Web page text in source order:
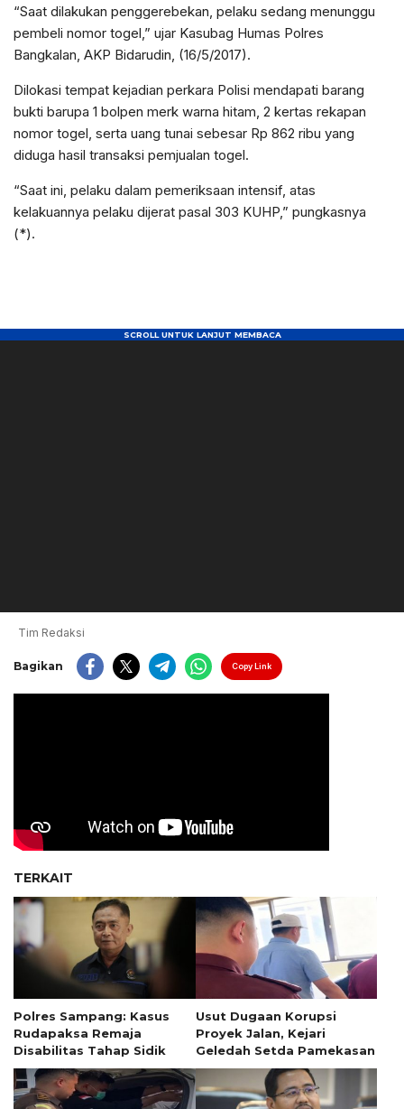
“Saat dilakukan penggerebekan, pelaku sedang menunggu
pembeli nomor togel,” ujar Kasubag Humas Polres
Bangkalan, AKP Bidarudin, (16/5/2017).
Dilokasi tempat kejadian perkara Polisi mendapati barang
bukti barupa 1 bolpen merk warna hitam, 2 kertas rekapan
nomor togel, serta uang tunai sebesar Rp 862 ribu yang
diduga hasil transaksi pemjualan togel.
“Saat ini, pelaku dalam pemeriksaan intensif, atas
kelakuannya pelaku dijerat pasal 303 KUHP,” pungkasnya
(*).
Tim Redaksi
Bagikan Copy Link
TERKAIT
Polres Sampang: Kasus
Rudapaksa Remaja
Disabilitas Tahap Sidik
Usut Dugaan Korupsi
Proyek Jalan, Kejari
Geledah Setda Pamekasan